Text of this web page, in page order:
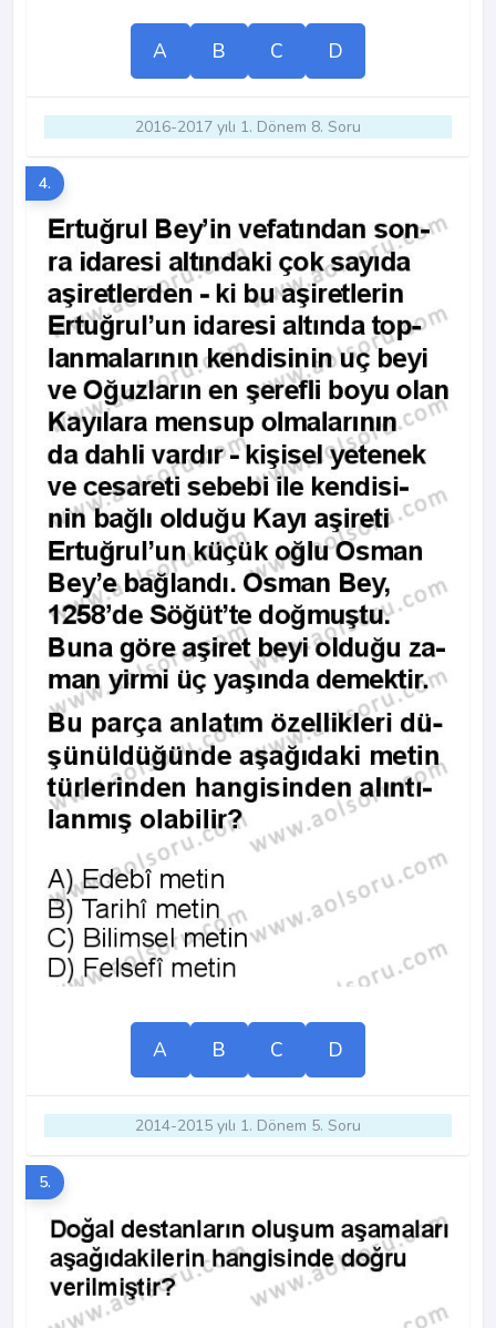
A B C D
2016-2017 yılı 1. Dönem 8. Soru
4.
A B C D
2014-2015 yılı 1. Dönem 5. Soru
5.